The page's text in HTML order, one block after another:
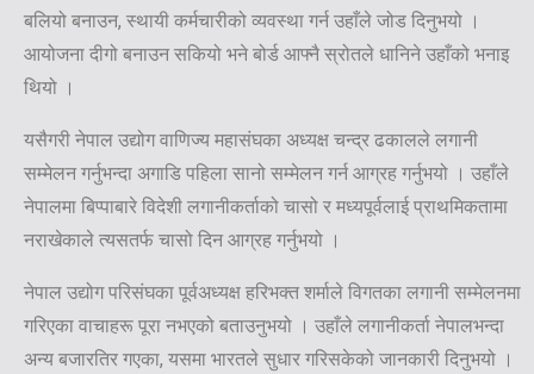
बलियो बनाउन, स्थायी कर्मचारीको व्यवस्था गर्न उहाँले जोड दिनुभयो ।
आयोजना दीगो बनाउन सकियो भने बोर्ड आफ्नै स्रोतले धानिने उहाँको भनाइ
थियो ।
यसैगरी नेपाल उद्योग वाणिज्य महासंघका अध्यक्ष चन्द्र ढकालले लगानी
सम्मेलन गर्नुभन्दा अगाडि पहिला सानो सम्मेलन गर्न आग्रह गर्नुभयो । उहाँले
नेपालमा बिप्पाबारे विदेशी लगानीकर्ताको चासो र मध्यपूर्वलाई प्राथमिकतामा
नराखेकाले त्यसतर्फ चासो दिन आग्रह गर्नुभयो ।
नेपाल उद्योग परिसंघका पूर्वअध्यक्ष हरिभक्त शर्माले विगतका लगानी सम्मेलनमा
गरिएका वाचाहरू पूरा नभएको बताउनुभयो । उहाँले लगानीकर्ता नेपालभन्दा
अन्य बजारतिर गएका, यसमा भारतले सुधार गरिसकेको जानकारी दिनुभयो ।